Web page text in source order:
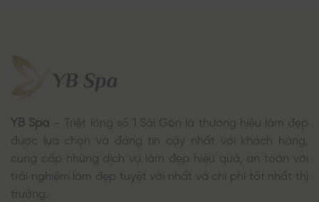
YB Spa – Triệt lông số 1 Sài Gòn là thương hiệu làm đẹp
được lựa chọn và đáng tin cậy nhất với khách hàng,
cung cấp những dịch vụ làm đẹp hiệu quả, an toàn với
trải nghiệm làm đẹp tuyệt vời nhất và chi phí tốt nhất thị
trường.